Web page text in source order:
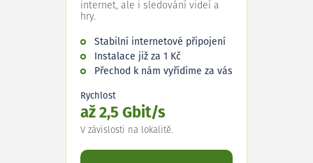
internet, ale i sledování videí a
hry.
Stabilní internetové připojení
Instalace již za 1 Kč
Přechod k nám vyřídíme za vás
Rychlost
až 2,5 Gbit/s
V závislosti na lokalitě.